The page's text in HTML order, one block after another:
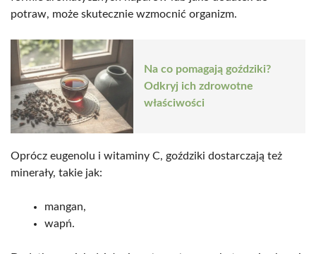
potraw, może skutecznie wzmocnić organizm.
Na co pomagają goździki?
Odkryj ich zdrowotne
właściwości
Oprócz eugenolu i witaminy C, goździki dostarczają też
minerały, takie jak:
mangan,
wapń.